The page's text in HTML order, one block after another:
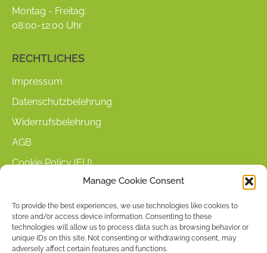
Manage Cookie Consent
To provide the best experiences, we use technologies like cookies to
store and/or access device information. Consenting to these
technologies will allow us to process data such as browsing behavior or
unique IDs on this site. Not consenting or withdrawing consent, may
adversely affect certain features and functions.
in
new
in
new
Montag - Freitag:
08:00-12:00 Uhr
RECHTLICHES
Impressum
Datenschutzbelehrung
Widerrufsbelehrung
AGB
Cookie Policy (EU)
Mein Konto
Warenkorb